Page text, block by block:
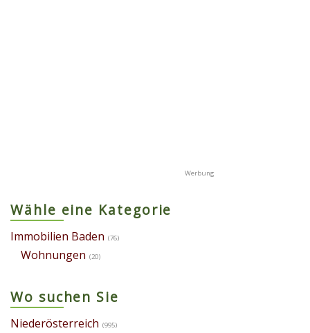
Wähle eine Kategorie
Immobilien Baden (76)
Wohnungen (20)
Wo suchen Sie
Niederösterreich (995)